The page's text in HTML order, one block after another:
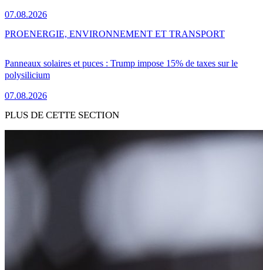
07.08.2026
Panneaux solaires et puces : Trump impose 15% de taxes sur le
polysilicium
07.08.2026
PROENERGIE, ENVIRONNEMENT ET TRANSPORT
PLUS DE CETTE SECTION